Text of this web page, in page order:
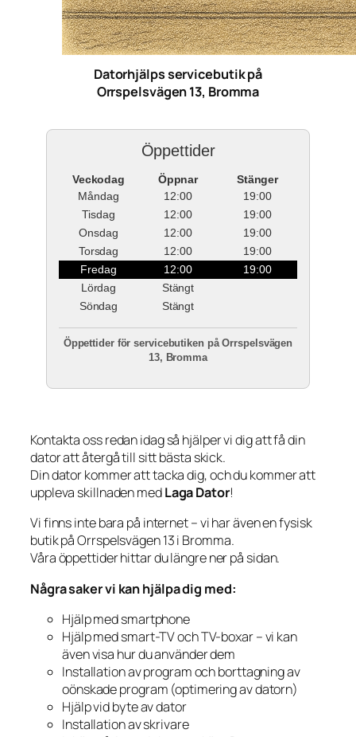
Datorhjälps servicebutik på
Orrspelsvägen 13, Bromma
Öppettider
Veckodag Öppnar
Stänger
Måndag
12:00
19:00
Tisdag
12:00
19:00
Onsdag
12:00
19:00
Torsdag
12:00
19:00
Fredag
12:00
19:00
Lördag
Stängt
Söndag
Stängt
Öppettider för servicebutiken på Orrspelsvägen
13, Bromma
Kontakta oss redan idag så hjälper vi dig att få din
dator att återgå till sitt bästa skick.
Din dator kommer att tacka dig, och du kommer att
uppleva skillnaden medLaga Dator!
Vi finns inte bara på internet – vi har även en fysisk
butik på Orrspelsvägen 13 i Bromma.
Våra öppettider hittar du längre ner på sidan.
Några saker vi kan hjälpa dig med:
Hjälp med smartphone
Hjälp med smart-TV och TV-boxar – vi kan
även visa hur du använder dem
Installation av program och borttagning av
oönskade program (optimering av datorn)
Hjälp vid byte av dator
Installation av skrivare